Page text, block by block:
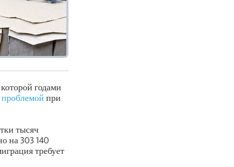
годами
проблемой при
тысяч
на 303 140
требует